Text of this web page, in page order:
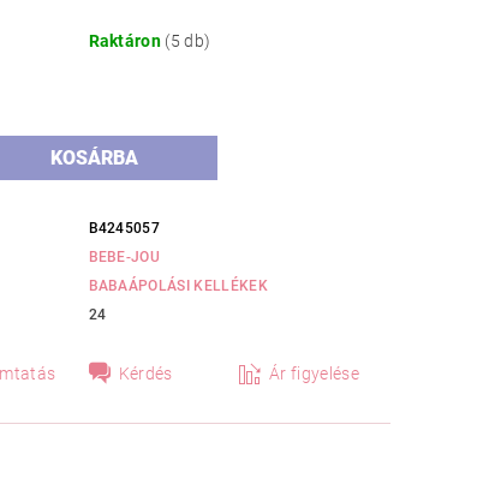
Raktáron (5 db)
B4245057
BEBE-JOU
BABAÁPOLÁSI KELLÉKEK
24
Kérdés Ár figyelése